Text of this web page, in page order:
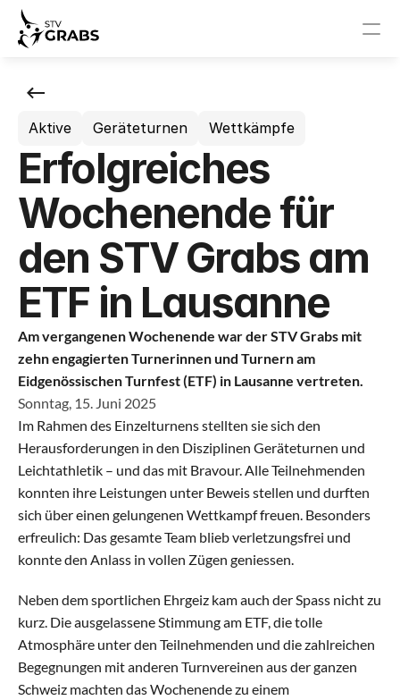
Events
STV Grabs
News
Events
Vorstand
Sponsoren
Aktive
Alle Riegen
Leichtathletik
Gymnastik
Allround
Aktive Geräteturnen Wettkämpfe
Erfolgreiches
Wochenende für
den STV Grabs am
ETF in Lausanne
Am vergangenen Wochenende war der STV Grabs mit
zehn engagierten Turnerinnen und Turnern am
Eidgenössischen Turnfest (ETF) in Lausanne vertreten.
Sonntag, 15. Juni 2025
Im Rahmen des Einzelturnens stellten sie sich den
Herausforderungen in den Disziplinen Geräteturnen und
Leichtathletik – und das mit Bravour. Alle Teilnehmenden
konnten ihre Leistungen unter Beweis stellen und durften
sich über einen gelungenen Wettkampf freuen. Besonders
erfreulich: Das gesamte Team blieb verletzungsfrei und
konnte den Anlass in vollen Zügen geniessen.
Neben dem sportlichen Ehrgeiz kam auch der Spass nicht zu
kurz. Die ausgelassene Stimmung am ETF, die tolle
Atmosphäre unter den Teilnehmenden und die zahlreichen
Begegnungen mit anderen Turnvereinen aus der ganzen
Schweiz machten das Wochenende zu einem